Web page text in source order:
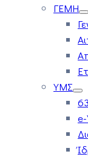
ΓΕΜΗ
ΥΜΣ